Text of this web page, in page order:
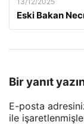
Eski Bakan
Bir yanıt
E-posta
ile